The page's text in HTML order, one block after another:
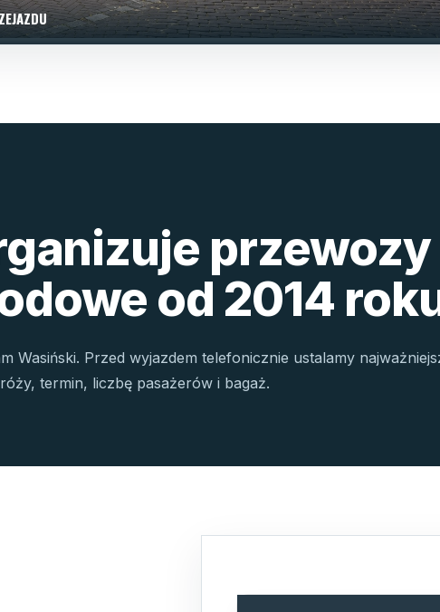
przewozy
od 2014
Wasiński. Przed wyjazdem telefonicznie ustalamy
termin, liczbę pasażerów i bagaż.